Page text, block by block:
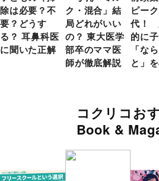
除は必要？不
要？どうす
る？ 耳鼻科医
に聞いた正解
ク・混合」結
局どれがいい
の？ 東大医学
部卒のママ医
師が徹底解説
ピー
代！
的に
「な
と」
コクリコお
Book &